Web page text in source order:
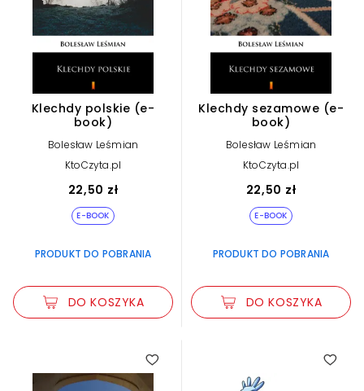
Klechdy polskie (e-
book)
Bolesław Leśmian
KtoCzyta.pl
22,50 zł
E-BOOK
PRODUKT DO POBRANIA
DO KOSZYKA
Klechdy sezamowe (e-
book)
Bolesław Leśmian
KtoCzyta.pl
22,50 zł
E-BOOK
PRODUKT DO POBRANIA
DO KOSZYKA